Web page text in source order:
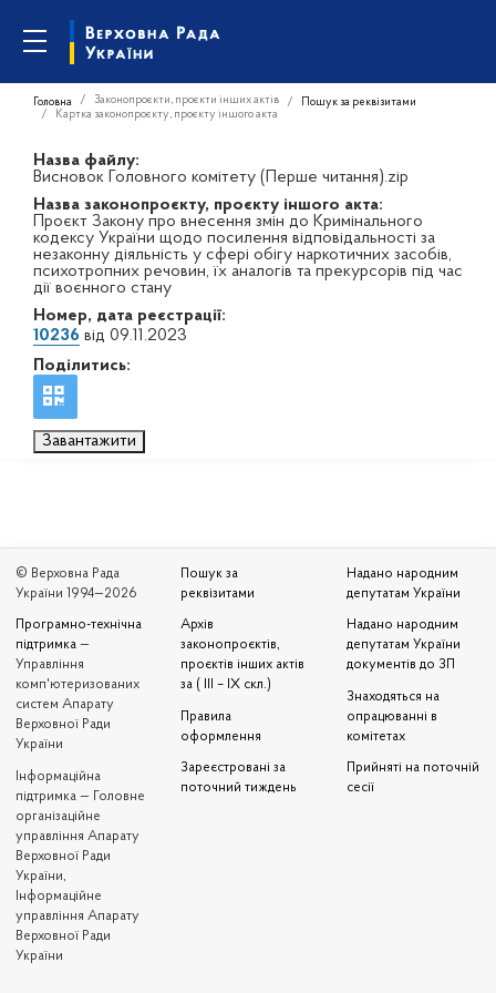
Головна Законопроєкти, проєкти інших актів
Пошук за реквізитами
Картка законопроєкту, проєкту іншого акта
Назва файлу:
Висновок Головного комітету (Перше читання).zip
Назва законопроєкту, проєкту іншого акта:
Проєкт Закону про внесення змін до Кримінального
кодексу України щодо посилення відповідальності за
незаконну діяльність у сфері обігу наркотичних засобів,
психотропних речовин, їх аналогів та прекурсорів під час
дії воєнного стану
Номер, дата реєстрації:
10236 від 09.11.2023
Поділитись:
Завантажити
© Верховна Рада
України 1994—2026
Програмно-технічна
підтримка —
Управління
комп'ютеризованих
систем Апарату
Верховної Ради
України
Iнформаційна
підтримка — Головне
організаційне
управління Апарату
Верховної Ради
України,
Інформаційне
управління Апарату
Верховної Ради
України
Пошук за
реквізитами
Архів
законопроєктів,
проєктів інших актів
за ( III – IX скл.)
Правила
оформлення
Зареєстровані за
поточний тиждень
Надано народним
депутатам України
Надано народним
депутатам України
документів до ЗП
Знаходяться на
опрацюванні в
комітетах
Прийняті на поточній
сесії